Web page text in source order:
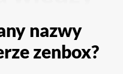
nazwy
zenbox?